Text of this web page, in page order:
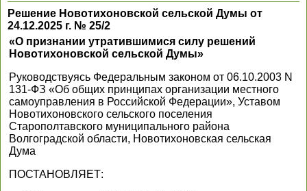
Решение Новотихоновской сельской Думы от
24.12.2025 г. № 25/2
«О признании утратившимися силу решений
Новотихоновской сельской Думы»
Руководствуясь Федеральным законом от 06.10.2003 N
131-ФЗ «Об общих принципах организации местного
самоуправления в Российской Федерации», Уставом
Новотихоновского сельского поселения
Старополтавского муниципального района
Волгоградской области, Новотихоновская сельская
Дума
ПОСТАНОВЛЯЕТ: